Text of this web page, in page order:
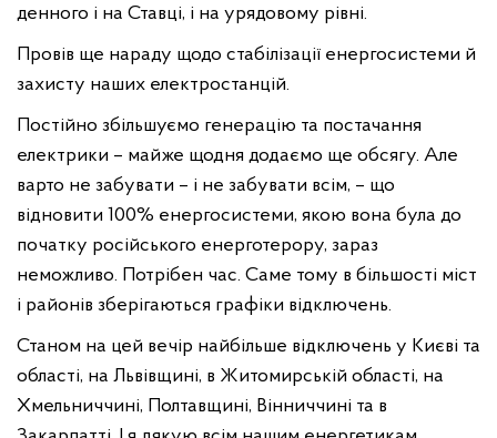
денного і на Ставці, і на урядовому рівні.
Провів ще нараду щодо стабілізації енергосистеми й
захисту наших електростанцій.
Постійно збільшуємо генерацію та постачання
електрики – майже щодня додаємо ще обсягу. Але
варто не забувати – і не забувати всім, – що
відновити 100% енергосистеми, якою вона була до
початку російського енерготерору, зараз
неможливо. Потрібен час. Саме тому в більшості міст
і районів зберігаються графіки відключень.
Станом на цей вечір найбільше відключень у Києві та
області, на Львівщині, в Житомирській області, на
Хмельниччині, Полтавщині, Вінниччині та в